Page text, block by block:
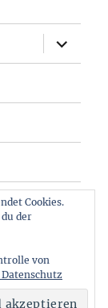
öffnen
von
Cookies.
der
von